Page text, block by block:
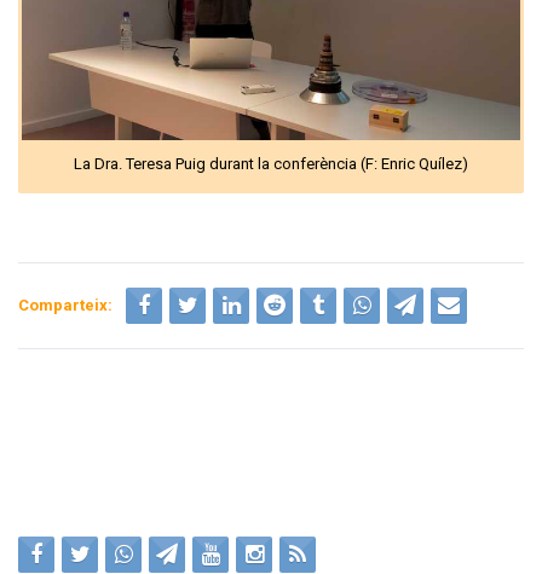
La Dra. Teresa Puig durant la conferència (F: Enric Quílez)
Comparteix: